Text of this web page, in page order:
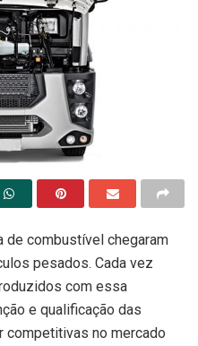
de combustível chegaram
pesados. Cada vez
com essa
e qualificação das
competitivas no mercado